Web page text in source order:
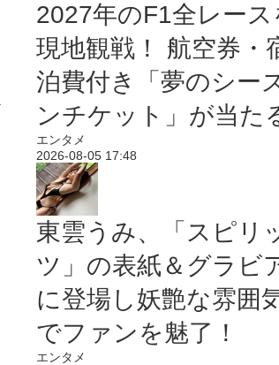
2027年のF1全レース
現地観戦！ 航空券・
泊費付き「夢のシー
ンチケット」が当た
エンタメ
2026-08-05 17:48
東雲うみ、「スピリ
ツ」の表紙＆グラビ
に登場し妖艶な雰囲
でファンを魅了！
エンタメ